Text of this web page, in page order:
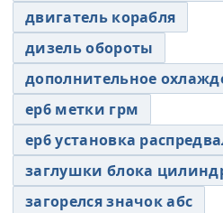
двигатель корабля
дизель обороты
дополнительное
ер6 метки грм
ер6 установка
заглушки блока
загорелся значок абс